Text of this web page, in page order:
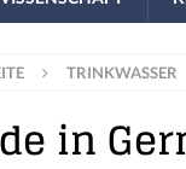
TRINKWASSER
in